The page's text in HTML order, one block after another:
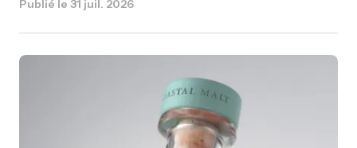
Publié le 31 juil. 2026